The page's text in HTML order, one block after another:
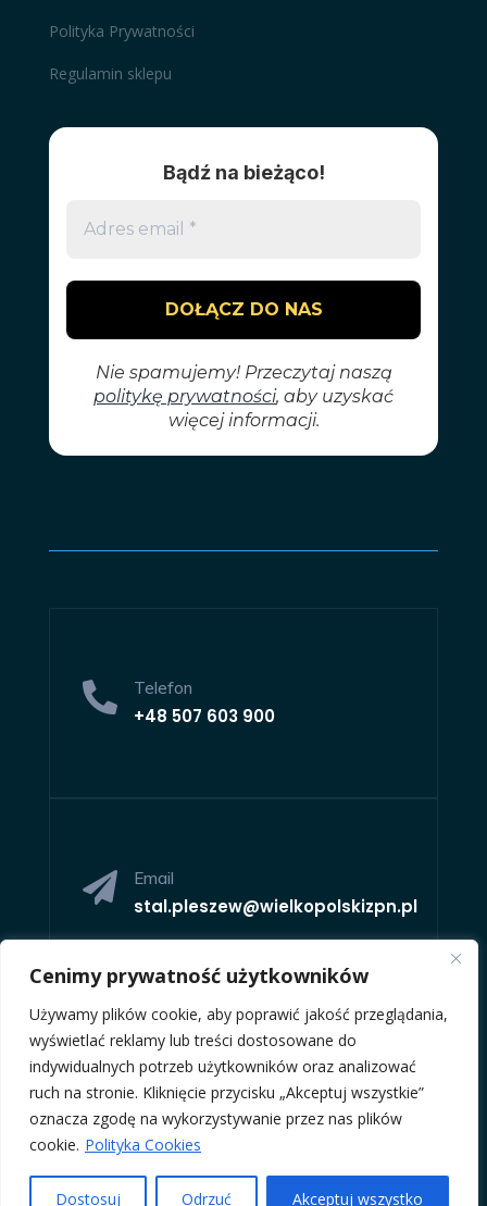
Cenimy prywatność użytkowników
Używamy plików cookie, aby poprawić jakość przeglądania,
wyświetlać reklamy lub treści dostosowane do
indywidualnych potrzeb użytkowników oraz analizować
ruch na stronie. Kliknięcie przycisku „Akceptuj wszystkie”
oznacza zgodę na wykorzystywanie przez nas plików
cookie. Polityka Cookies
Dostosuj Odrzuć Akceptuj wszystko
Polityka Prywatności
Regulamin sklepu
 Telefon
+48 507 603 900
 Email
stal.pleszew@wielkopolskizpn.pl
 Adres
Al. Mickiewicza 6,63-300
Pleszew